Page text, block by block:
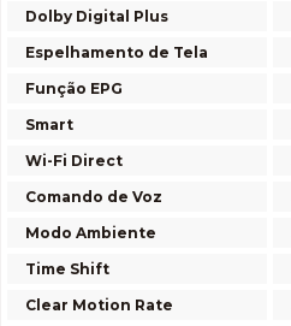
Dolby Digital Plus
Espelhamento de Tela
Função EPG
Smart
Wi-Fi Direct
Comando de Voz
Modo Ambiente
Time Shift
Clear Motion Rate